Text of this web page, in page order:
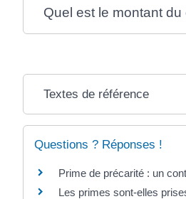
Quel est le montant
Textes de référence
Questions ? Réponses !
Prime de précarité : un
Les primes sont-elles